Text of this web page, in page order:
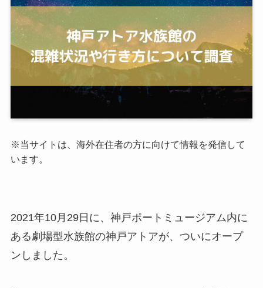
※当サイトは、海外在住者の方に向けて情報を発信して
います。
2021年10月29日に、神戸ポートミュージアム内に
ある劇場型水族館の神戸アトアが、ついにオープ
ンしました。